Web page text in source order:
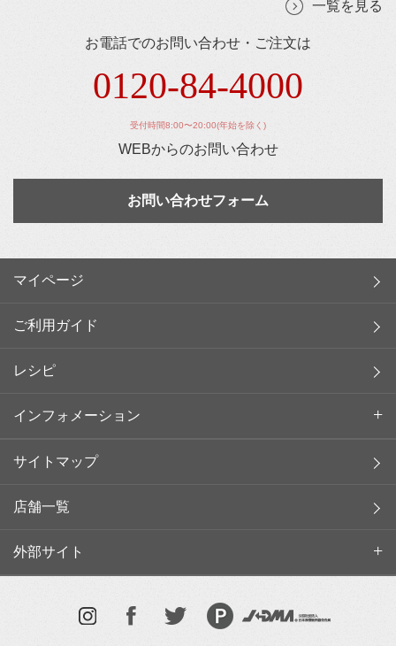
一覧を見る
お電話でのお問い合わせ・ご注文は
0120-84-4000
受付時間8:00〜20:00(年始を除く)
WEBからのお問い合わせ
お問い合わせフォーム
マイページ
ご利用ガイド
レシピ
インフォメーション
サイトマップ
店舗一覧
外部サイト